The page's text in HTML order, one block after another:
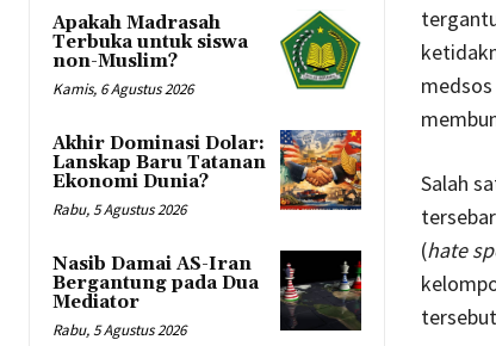
Apakah Madrasah
Terbuka untuk siswa
non-Muslim?
Kamis, 6 Agustus 2026
Akhir Dominasi Dolar:
Lanskap Baru Tatanan
Ekonomi Dunia?
Rabu, 5 Agustus 2026
Nasib Damai AS-Iran
Bergantung pada Dua
Mediator
Rabu, 5 Agustus 2026
Salah
(hate